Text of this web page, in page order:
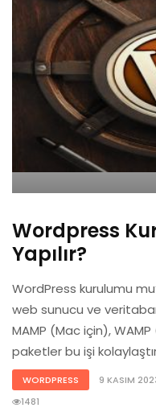
Wordpress
Yapılır?
WordPress kurulumu
web sunucu ve
MAMP (Mac için),
paketler bu işi
WORDPRESS 9 KASIM
1481